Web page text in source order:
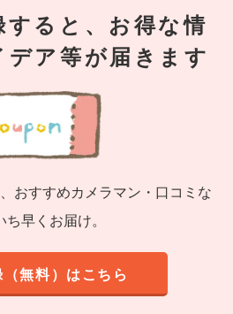
すると、お得な情
デア等が届きます
おすすめカメラマン・口コミな
ち早くお届け。
無料）はこちら